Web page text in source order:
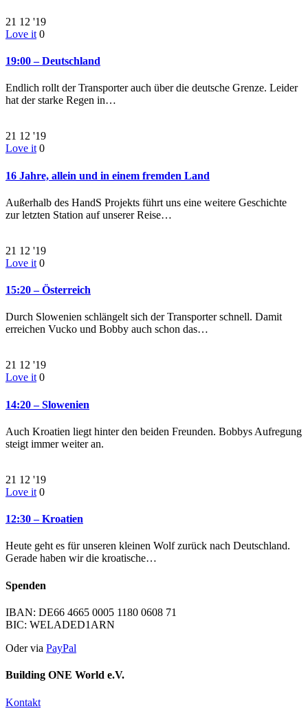
21 12 '19
Love it 0
19:00 – Deutschland
Endlich rollt der Transporter auch über die deutsche Grenze. Leider
hat der starke Regen in…
21 12 '19
Love it 0
16 Jahre, allein und in einem fremden Land
Außerhalb des HandS Projekts führt uns eine weitere Geschichte
zur letzten Station auf unserer Reise…
21 12 '19
Love it 0
15:20 – Österreich
Durch Slowenien schlängelt sich der Transporter schnell. Damit
erreichen Vucko und Bobby auch schon das…
21 12 '19
Love it 0
14:20 – Slowenien
Auch Kroatien liegt hinter den beiden Freunden. Bobbys Aufregung
steigt immer weiter an.
21 12 '19
Love it 0
12:30 – Kroatien
Heute geht es für unseren kleinen Wolf zurück nach Deutschland.
Gerade haben wir die kroatische…
Spenden
IBAN: DE66 4665 0005 1180 0608 71
BIC: WELADED1ARN
Oder via PayPal
Building ONE World e.V.
Kontakt